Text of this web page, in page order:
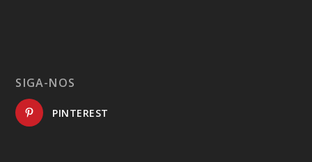
SIGA-NOS
PINTEREST